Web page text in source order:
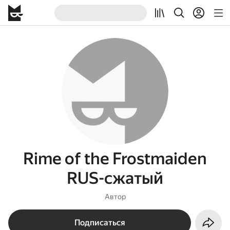
Rime of the Frostmaiden
RUS-сжатый
Автор
Подписаться